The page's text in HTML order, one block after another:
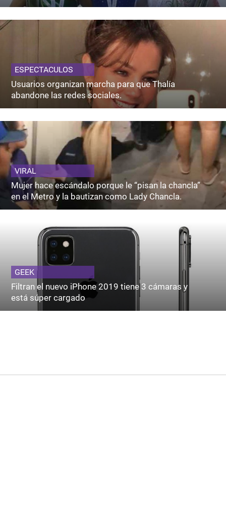
ESPECTACULOS
Usuarios organizan marcha para que Thalía
abandone las redes sociales.
VIRAL
Mujer hace escándalo porque le “pisan la chancla”
en el Metro y la bautizan como Lady Chancla.
GEEK
Filtran el nuevo iPhone 2019 tiene 3 cámaras y
está súper cargado